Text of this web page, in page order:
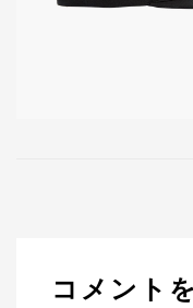
コメント